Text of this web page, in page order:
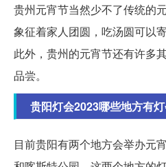
贵州元宵节当然少不了传统
象征着家人团圆，吃汤圆可以
此外，贵州的元宵节还有许多
品尝。
贵阳灯会2023哪些地方有
目前贵阳有两个地方会举办元